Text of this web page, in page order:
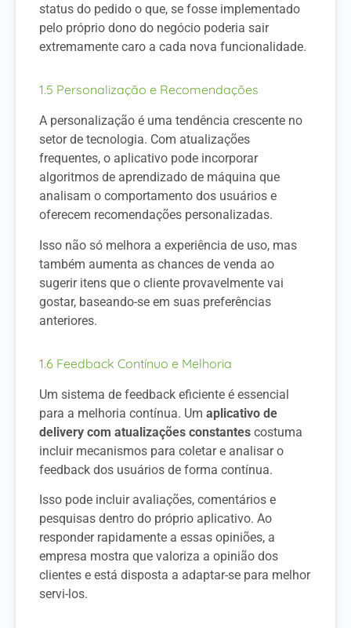
status do pedido o que, se fosse implementado
pelo próprio dono do negócio poderia sair
extremamente caro a cada nova funcionalidade.
1.5 Personalização e Recomendações
A personalização é uma tendência crescente no
setor de tecnologia. Com atualizações
frequentes, o aplicativo pode incorporar
algoritmos de aprendizado de máquina que
analisam o comportamento dos usuários e
oferecem recomendações personalizadas.
Isso não só melhora a experiência de uso, mas
também aumenta as chances de venda ao
sugerir itens que o cliente provavelmente vai
gostar, baseando-se em suas preferências
anteriores.
1.6 Feedback Contínuo e Melhoria
Um sistema de feedback eficiente é essencial
para a melhoria contínua. Um aplicativo de
delivery com atualizações constantes costuma
incluir mecanismos para coletar e analisar o
feedback dos usuários de forma contínua.
Isso pode incluir avaliações, comentários e
pesquisas dentro do próprio aplicativo. Ao
responder rapidamente a essas opiniões, a
empresa mostra que valoriza a opinião dos
clientes e está disposta a adaptar-se para melhor
servi-los.